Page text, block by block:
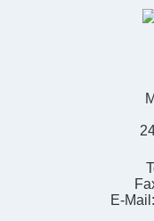
E-Mail: